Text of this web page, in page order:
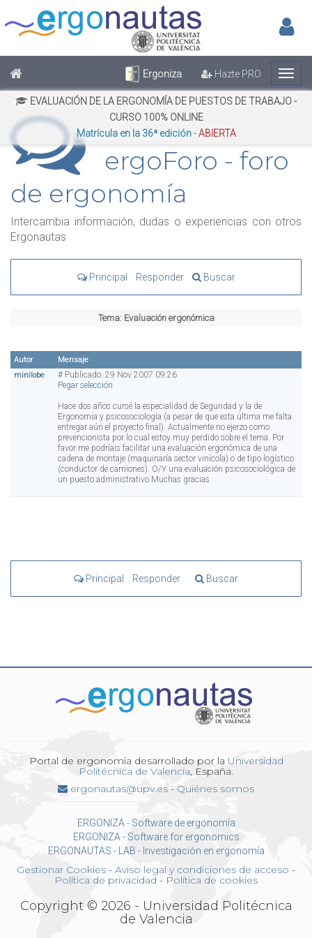
Ergoniza Hazte PRO
EVALUACIÓN DE LA ERGONOMÍA DE PUESTOS DE TRABAJO -
CURSO 100% ONLINE
Matrícula en la 36ª edición -ABIERTA
ergoForo - foro
de ergonomía
Intercambia información, dudas o experiencias con otros
Ergonautas
Principal Responder Buscar
Tema: Evaluación ergonómica
Autor
Mensaje
minilobe
# Publicado: 29 Nov 2007 09:26
Pegar selección
Hace dos años cursé la especialidad de Seguridad y la de
Ergonomía y psicosociología (a pesar de que esta última me falta
entregar aún el proyecto final). Actualmente no ejerzo como
prevencionista por lo cual estoy muy perdido sobre el tema. Por
favor me podríais facilitar una evaluación ergonómica de una
cadena de montaje (maquinaría sector vinícola) o de tipo logístico
(conductor de camiones). O/Y una evaluación psicosociológica de
un puesto administrativo.Muchas gracias
Principal Responder Buscar
Portal de ergonomía desarrollado por la Universidad
Politécnica de Valencia, España.
ergonautas@upv.es - Quiénes somos
ERGONIZA - Software de ergonomía
ERGONIZA - Software for ergonomics
ERGONAUTAS - LAB - Investigación en ergonomía
Gestionar Cookies - Aviso legal y condiciones de acceso -
Política de privacidad - Política de cookies
Copyright © 2026 - Universidad Politécnica
de Valencia